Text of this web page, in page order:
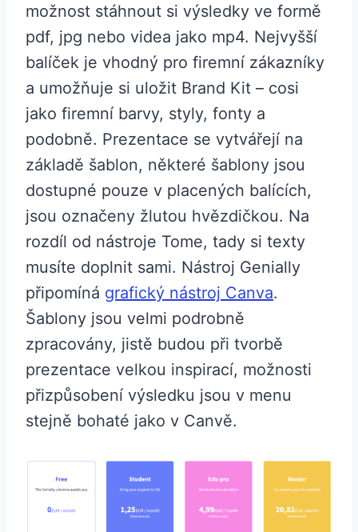
možnost stáhnout si výsledky ve formě
pdf, jpg nebo videa jako mp4. Nejvyšší
balíček je vhodný pro firemní zákazníky
a umožňuje si uložit Brand Kit – cosi
jako firemní barvy, styly, fonty a
podobně. Prezentace se vytvářejí na
základě šablon, některé šablony jsou
dostupné pouze v placených balících,
jsou označeny žlutou hvězdičkou. Na
rozdíl od nástroje Tome, tady si texty
musíte doplnit sami. Nástroj Genially
připomíná grafický nástroj Canva.
Šablony jsou velmi podrobně
zpracovány, jistě budou při tvorbě
prezentace velkou inspirací, možnosti
přizpůsobení výsledku jsou v menu
stejně bohaté jako v Canvě.